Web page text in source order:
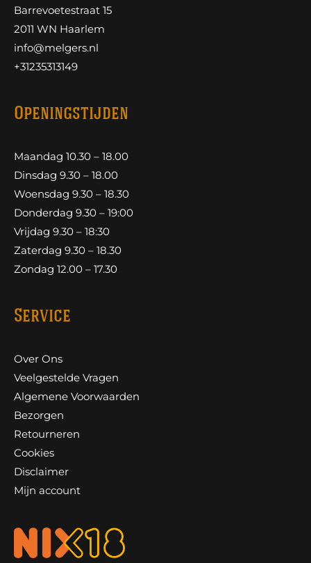
Barrevoetestraat 15
2011 WN Haarlem
info@melgers.nl
+31235313149
Openingstijden
Maandag 10.30 – 18.00
Dinsdag 9.30 – 18.00
Woensdag 9.30 – 18.30
Donderdag 9.30 – 19:00
Vrijdag 9.30 – 18:30
Zaterdag 9.30 – 18.30
Zondag 12.00 – 17.30
Service
Over Ons
Veelgestelde Vragen
Algemene Voorwaarden
Bezorgen
Retourneren
Cookies
Disclaimer
Mijn account